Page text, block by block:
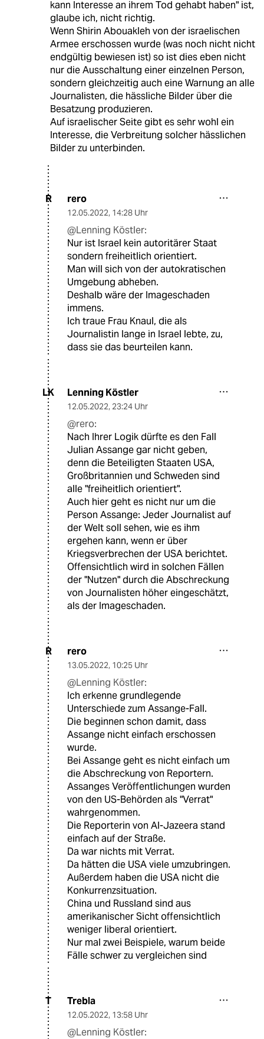
kann Interesse an ihrem Tod gehabt haben" ist,
glaube ich, nicht richtig.
Wenn Shirin Abouakleh von der israelischen
Armee erschossen wurde (was noch nicht nicht
endgültig bewiesen ist) so ist dies eben nicht
nur die Ausschaltung einer einzelnen Person,
sondern gleichzeitig auch eine Warnung an alle
Journalisten, die hässliche Bilder über die
Besatzung produzieren.
Auf israelischer Seite gibt es sehr wohl ein
Interesse, die Verbreitung solcher hässlichen
Bilder zu unterbinden.
R rero
12.05.2022, 14:28 Uhr
@Lenning Köstler:
Nur ist Israel kein autoritärer Staat
sondern freiheitlich orientiert.
Man will sich von der autokratischen
Umgebung abheben.
Deshalb wäre der Imageschaden
immens.
Ich traue Frau Knaul, die als
Journalistin lange in Israel lebte, zu,
dass sie das beurteilen kann.
LK Lenning Köstler
12.05.2022, 23:24 Uhr
@rero:
Nach Ihrer Logik dürfte es den Fall
Julian Assange gar nicht geben,
denn die Beteiligten Staaten USA,
Großbritannien und Schweden sind
alle "freiheitlich orientiert".
Auch hier geht es nicht nur um die
Person Assange: Jeder Journalist auf
der Welt soll sehen, wie es ihm
ergehen kann, wenn er über
Kriegsverbrechen der USA berichtet.
Offensichtlich wird in solchen Fällen
der "Nutzen" durch die Abschreckung
von Journalisten höher eingeschätzt,
als der Imageschaden.
R rero
13.05.2022, 10:25 Uhr
@Lenning Köstler:
Ich erkenne grundlegende
Unterschiede zum Assange-Fall.
Die beginnen schon damit, dass
Assange nicht einfach erschossen
wurde.
Bei Assange geht es nicht einfach um
die Abschreckung von Reportern.
Assanges Veröffentlichungen wurden
von den US-Behörden als "Verrat"
wahrgenommen.
Die Reporterin von Al-Jazeera stand
einfach auf der Straße.
Da war nichts mit Verrat.
Da hätten die USA viele umzubringen.
Außerdem haben die USA nicht die
Konkurrenzsituation.
China und Russland sind aus
amerikanischer Sicht offensichtlich
weniger liberal orientiert.
Nur mal zwei Beispiele, warum beide
Fälle schwer zu vergleichen sind
T Trebla
12.05.2022, 13:58 Uhr
@Lenning Köstler: